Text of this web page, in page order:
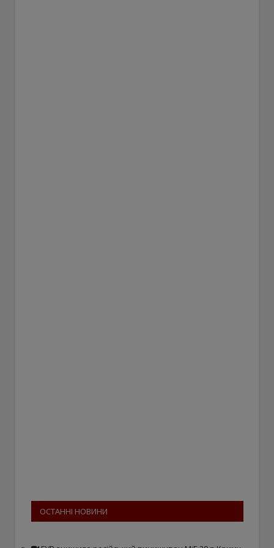
ОСТАННІ НОВИНИ